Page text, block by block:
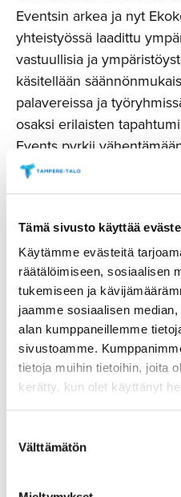
Tämä sivusto käyttää
Käytämme evästeitä
räätälöimiseen, sosiaalisen
tukemiseen ja
jaamme sosiaalisen
alan kumppaneillemme
sivustoamme.
tietoja muihin tietoihin, joita
kerätty, kun olet käyttänyt
valinta
Välttämätön
Eventsin arkea ja nyt
yhteistyössä laadittu
vastuullisia ja
käsitellään
palavereissa ja
osaksi erilaisten
Events pyrkii
ja toimimaan ennakoivasti
kumppaniensa kanssa.
vaihtoehtoja kaikissa
”Ympäristösertifikaatin
saaminen
myös Tampere-talo-
Näemme, miten
kehittämään
tavoitteellisesti Talo
hyödyllistä sekä meille
Tampere-talo-konsernin